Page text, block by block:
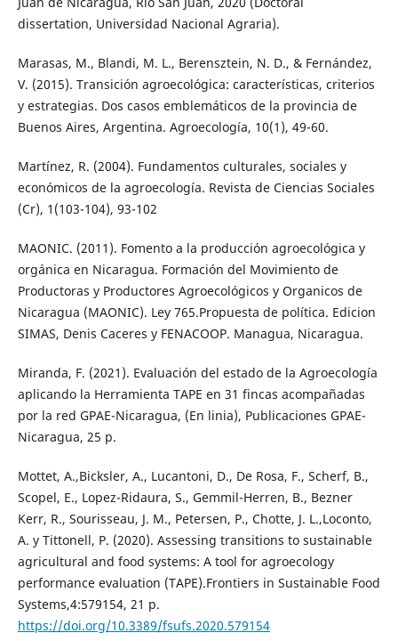
dissertation, Universidad Nacional Agraria).
Marasas, M., Blandi, M. L., Berensztein, N. D., & Fernández,
V. (2015). Transición agroecológica: características, criterios
y estrategias. Dos casos emblemáticos de la provincia de
Buenos Aires, Argentina. Agroecología, 10(1), 49-60.
Martínez, R. (2004). Fundamentos culturales, sociales y
económicos de la agroecología. Revista de Ciencias Sociales
(Cr), 1(103-104), 93-102
MAONIC. (2011). Fomento a la producción agroecológica y
orgánica en Nicaragua. Formación del Movimiento de
Productoras y Productores Agroecológicos y Organicos de
Nicaragua (MAONIC). Ley 765.Propuesta de política. Edicion
SIMAS, Denis Caceres y FENACOOP. Managua, Nicaragua.
Miranda, F. (2021). Evaluación del estado de la Agroecología
aplicando la Herramienta TAPE en 31 fincas acompañadas
por la red GPAE-Nicaragua, (En linia), Publicaciones GPAE-
Nicaragua, 25 p.
Mottet, A.,Bicksler, A., Lucantoni, D., De Rosa, F., Scherf, B.,
Scopel, E., Lopez-Ridaura, S., Gemmil-Herren, B., Bezner
Kerr, R., Sourisseau, J. M., Petersen, P., Chotte, J. L.,Loconto,
A. y Tittonell, P. (2020). Assessing transitions to sustainable
agricultural and food systems: A tool for agroecology
performance evaluation (TAPE).Frontiers in Sustainable Food
Systems,4:579154, 21 p.
https://doi.org/10.3389/fsufs.2020.579154